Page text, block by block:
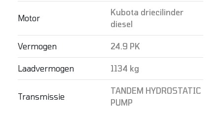
Motor
Kubota driecilinder
diesel
Vermogen 24.9 PK
Laadvermogen 1134 kg
Transmissie
TANDEM HYDROSTATIC
PUMP